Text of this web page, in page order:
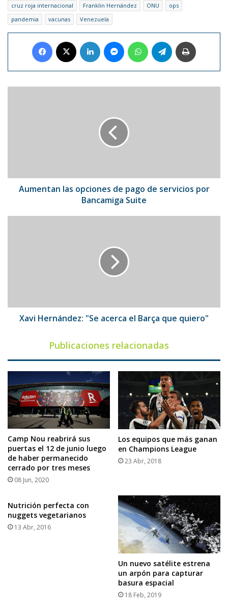
cruz roja internacional
Franklin Hernández ONU
ops
pandemia
vacunas Venezuela
Facebook LinkedIn MessengerWhatsAppTelegram
Bancamiga
SuiteAumentan las opciones de pago de servicios por
Bancamiga Suite
Xavi Hernández: "Se acerca el Barça que quiero"
Publicaciones relacionadas
Camp Nou reabrirá sus
puertas el 12 de junio luego
de haber permanecido
cerrado por tres meses
08 Jun, 2020
Los equipos que más ganan
en Champions League
23 Abr, 2018
Nutrición perfecta con
nuggets vegetarianos
13 Abr, 2016
Un nuevo satélite estrena
un arpón para capturar
basura espacial
18 Feb, 2019